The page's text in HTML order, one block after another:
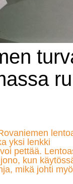
yksi lenkki
pettää.
kun
mikä johti